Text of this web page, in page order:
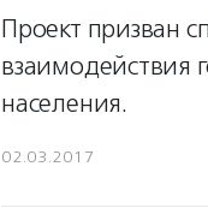
Проект призван
взаимодействия
населения.
02.03.2017